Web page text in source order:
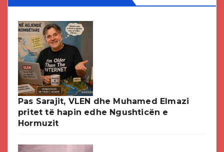
Pas Sarajit, VLEN dhe Muhamed Elmazi
pritet të hapin edhe Ngushticën e
Hormuzit